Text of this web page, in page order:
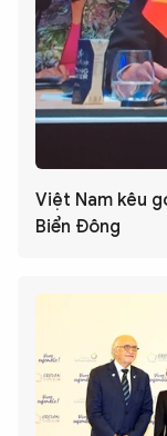
Việt Nam kêu
Biển Đông